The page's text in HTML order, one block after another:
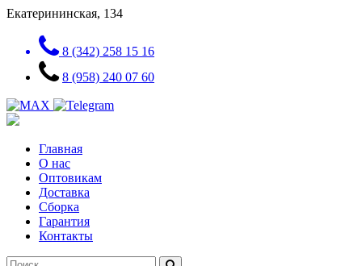
Екатерининская, 134
8 (342) 258 15 16
8 (958) 240 07 60
Главная
О нас
Оптовикам
Доставка
Сборка
Гарантия
Контакты